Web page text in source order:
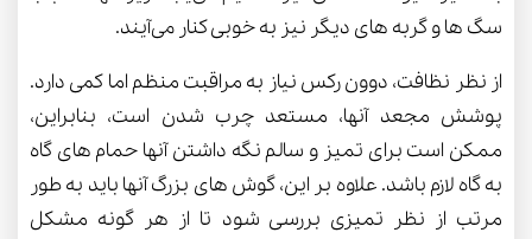
سگ ها و گربه های دیگر نیز به خوبی کنار می‌آیند.
از نظر نظافت، دوون رکس نیاز به مراقبت منظم اما کمی دارد.
پوشش مجعد آنها، مستعد چرب شدن است، بنابراین،
ممکن است برای تمیز و سالم نگه داشتن آنها حمام های گاه
به گاه لازم باشد. علاوه بر این، گوش های بزرگ آنها باید به طور
مرتب از نظر تمیزی بررسی شود تا از هر گونه مشکل